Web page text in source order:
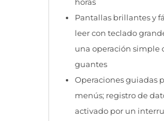
Pantallas brillantes y
leer con teclado
una operación simple
guantes
Operaciones guiadas
menús; registro de
activado por un